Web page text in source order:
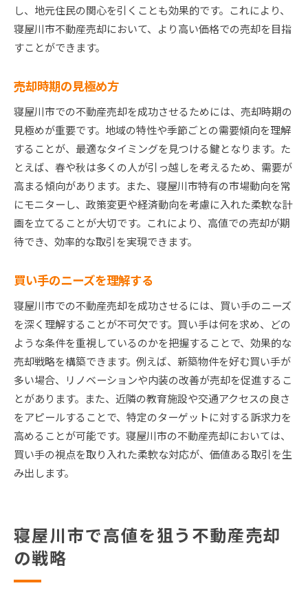
し、地元住民の関心を引くことも効果的です。これにより、
寝屋川市不動産売却において、より高い価格での売却を目指
すことができます。
売却時期の見極め方
寝屋川市での不動産売却を成功させるためには、売却時期の
見極めが重要です。地域の特性や季節ごとの需要傾向を理解
することが、最適なタイミングを見つける鍵となります。た
とえば、春や秋は多くの人が引っ越しを考えるため、需要が
高まる傾向があります。また、寝屋川市特有の市場動向を常
にモニターし、政策変更や経済動向を考慮に入れた柔軟な計
画を立てることが大切です。これにより、高値での売却が期
待でき、効率的な取引を実現できます。
買い手のニーズを理解する
寝屋川市での不動産売却を成功させるには、買い手のニーズ
を深く理解することが不可欠です。買い手は何を求め、どの
ような条件を重視しているのかを把握することで、効果的な
売却戦略を構築できます。例えば、新築物件を好む買い手が
多い場合、リノベーションや内装の改善が売却を促進するこ
とがあります。また、近隣の教育施設や交通アクセスの良さ
をアピールすることで、特定のターゲットに対する訴求力を
高めることが可能です。寝屋川市の不動産売却においては、
買い手の視点を取り入れた柔軟な対応が、価値ある取引を生
み出します。
寝屋川市で高値を狙う不動産売却
の戦略